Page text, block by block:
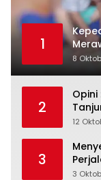
1
8
2
Opini
12
3
Hati
3